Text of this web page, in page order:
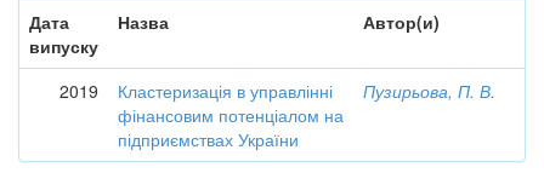
Дата
випуску
Назва Автор(и)
2019
Кластеризація в управлінні
фінансовим потенціалом на
підприємствах України
Пузирьова, П. В.